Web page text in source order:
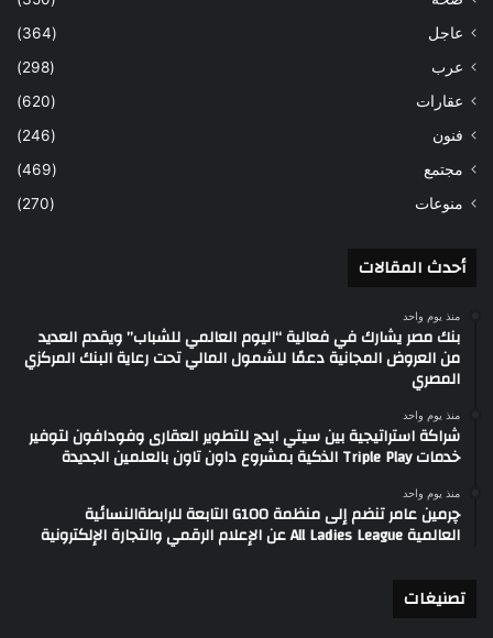
عاجل
(364)
عرب
(298)
عقارات
(620)
فنون
(246)
مجتمع
(469)
منوعات
(270)
أحدث المقالات
منذ يوم واحد
بنك مصر يشارك في فعالية “اليوم العالمي للشباب” ويقدم العديد
من العروض المجانية دعمًا للشمول المالي تحت رعاية البنك المركزي
المصري
منذ يوم واحد
شراكة استراتيجية بين سيتي ايدج للتطوير العقارى وفودافون لتوفير
خدمات Triple Play الذكية بمشروع داون تاون بالعلمين الجديدة
منذ يوم واحد
چرمين عامر تنضم إلى منظمة G100 التابعة للرابطةالنسائية
العالمية All Ladies League عن الإعلام الرقمي والتجارة الإلكترونية
تصنيغات